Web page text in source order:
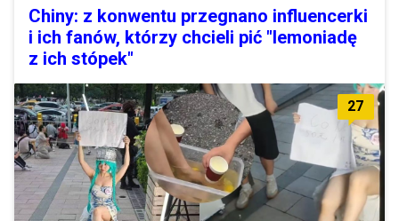
Chiny: z konwentu przegnano influencerki
i ich fanów, którzy chcieli pić "lemoniadę
z ich stópek"
27